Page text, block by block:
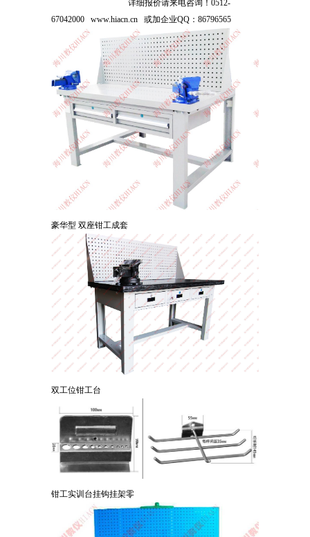
详细报价请来电咨询！0512-
67042000 www.hiacn.cn 或加企业QQ：86796565
豪华型 双座钳工成套
双工位钳工台
钳工实训台挂钩挂架零